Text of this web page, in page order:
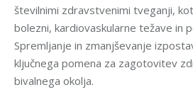
številnimi zdravstvenimi tveganji,
bolezni, kardiovaskularne težave in
Spremljanje in zmanjševanje
ključnega pomena za zagotovitev
bivalnega okolja.